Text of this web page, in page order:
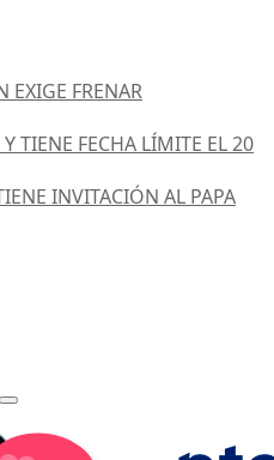
EXIGE FRENAR
TIENE FECHA LÍMITE EL 20
INVITACIÓN AL PAPA